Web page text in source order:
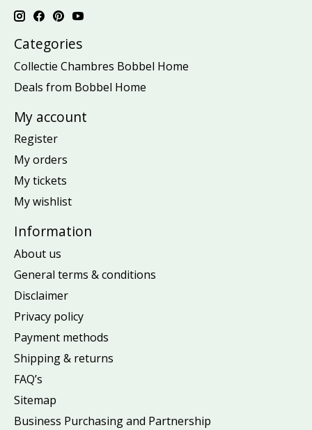
Categories
Collectie Chambres Bobbel Home
Deals from Bobbel Home
My account
Register
My orders
My tickets
My wishlist
Information
About us
General terms & conditions
Disclaimer
Privacy policy
Payment methods
Shipping & returns
FAQ’s
Sitemap
Business Purchasing and Partnership